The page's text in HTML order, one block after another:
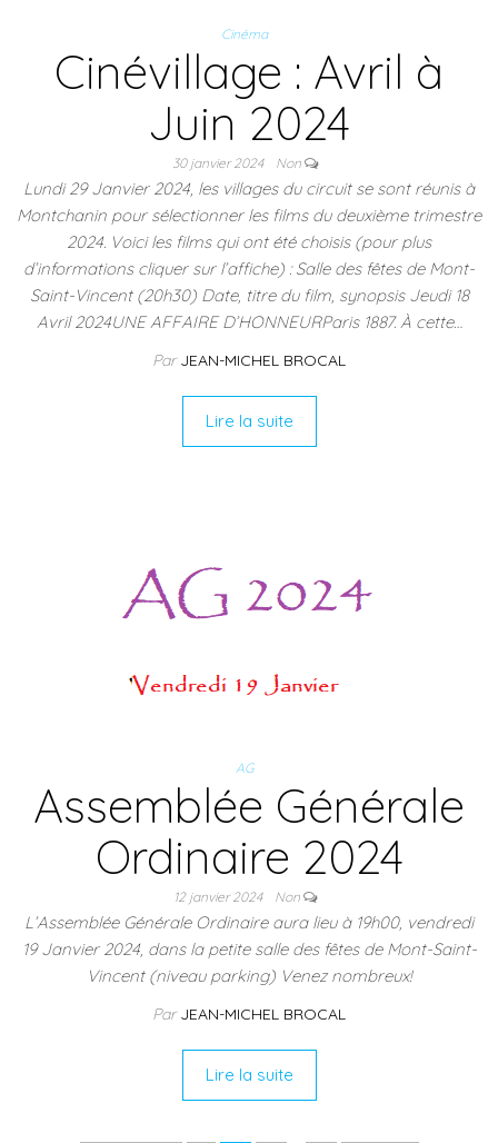
Cinéma
Cinévillage : Avril à
Juin 2024
30 janvier 2024 Non
Lundi 29 Janvier 2024, les villages du circuit se sont réunis à
Montchanin pour sélectionner les films du deuxième trimestre
2024. Voici les films qui ont été choisis (pour plus
d’informations cliquer sur l’affiche) : Salle des fêtes de Mont-
Saint-Vincent (20h30) Date, titre du film, synopsis Jeudi 18
Avril 2024UNE AFFAIRE D’HONNEURParis 1887. À cette…
ParJEAN-MICHEL BROCAL
Lire la suite
AG
Assemblée Générale
Ordinaire 2024
12 janvier 2024 Non
L’Assemblée Générale Ordinaire aura lieu à 19h00, vendredi
19 Janvier 2024, dans la petite salle des fêtes de Mont-Saint-
Vincent (niveau parking) Venez nombreux!
ParJEAN-MICHEL BROCAL
Lire la suite